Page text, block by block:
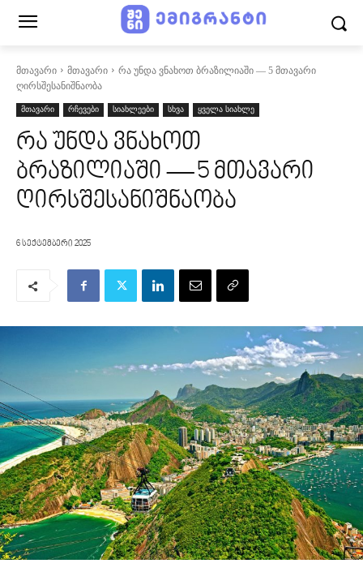
მთავარი მთავარი
რა უნდა ვნახოთ ბრაზილიაში — 5 მთავარი
ღირსშესანიშნაობა
მთავარი რჩევები სიახლეები სხვა ყველა სიახლე
რა უნდა ვნახოთ
ბრაზილიაში — 5 მთავარი
ღირსშესანიშნაობა
6 სექტემბერი 2025